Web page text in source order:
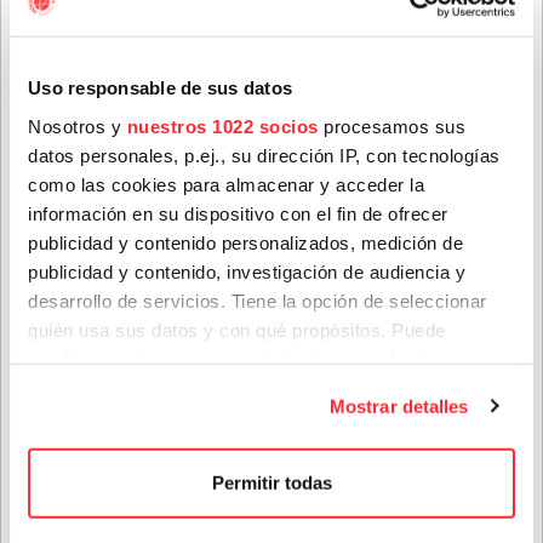
Uso responsable de sus datos
Nosotros y nuestros 1022 socios procesamos sus
datos personales, p.ej., su dirección IP, con tecnologías
como las cookies para almacenar y acceder la
información en su dispositivo con el fin de ofrecer
publicidad y contenido personalizados, medición de
publicidad y contenido, investigación de audiencia y
desarrollo de servicios. Tiene la opción de seleccionar
quién usa sus datos y con qué propósitos. Puede
Si lo permite, también quisiéramos:
Mostrar detalles
Permitir todas
Teenage Fanclub anuncian su próximo disco, "Do Not
Dare Dream", el que nos vendrán a presentar en su gira
de octubre
28 jul. 2026
Apellidos
Correo electrónico*
Género(s) favorito(s):